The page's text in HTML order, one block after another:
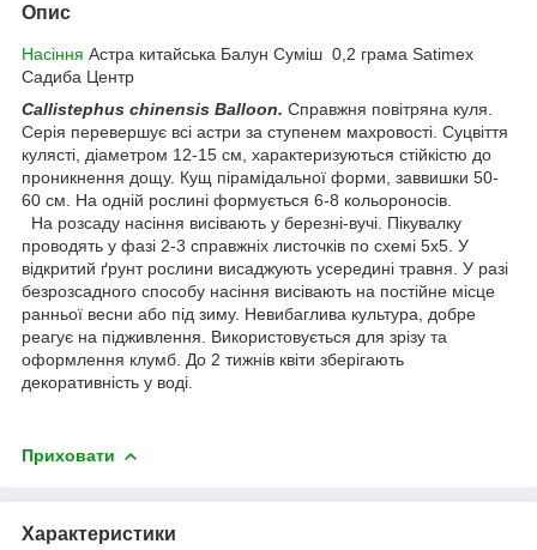
Опис
Насіння Астра китайська Балун Суміш 0,2 грама Satimex
Садиба Центр
Callistephus chinensis Balloon. Справжня повітряна куля.
Серія перевершує всі астри за ступенем махровості. Суцвіття
кулясті, діаметром 12-15 см, характеризуються стійкістю до
проникнення дощу. Кущ пірамідальної форми, заввишки 50-
60 см. На одній рослині формується 6-8 кольороносів.
На розсаду насіння висівають у березні-вучі. Пікувалку
проводять у фазі 2-3 справжніх листочків по схемі 5x5. У
відкритий ґрунт рослини висаджують усередині травня. У разі
безрозсадного способу насіння висівають на постійне місце
ранньої весни або під зиму. Невибаглива культура, добре
реагує на підживлення. Використовується для зрізу та
оформлення клумб. До 2 тижнів квіти зберігають
декоративність у воді.
Приховати
Характеристики